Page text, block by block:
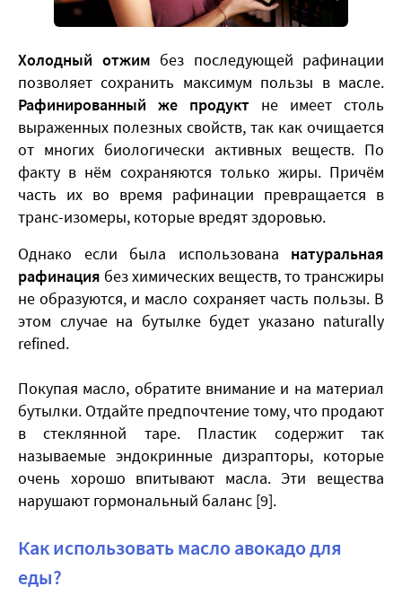
Холодный отжим без последующей рафинации
позволяет сохранить максимум пользы в масле.
Рафинированный же продукт не имеет столь
выраженных полезных свойств, так как очищается
от многих биологически активных веществ. По
факту в нём сохраняются только жиры. Причём
часть их во время рафинации превращается в
транс-изомеры, которые вредят здоровью.
Однако если была использована натуральная
рафинация без химических веществ, то трансжиры
не образуются, и масло сохраняет часть пользы. В
этом случае на бутылке будет указано naturally
refined.
Покупая масло, обратите внимание и на материал
бутылки. Отдайте предпочтение тому, что продают
в стеклянной таре. Пластик содержит так
называемые эндокринные дизрапторы, которые
очень хорошо впитывают масла. Эти вещества
нарушают гормональный баланс [9].
Как использовать масло авокадо для
еды?